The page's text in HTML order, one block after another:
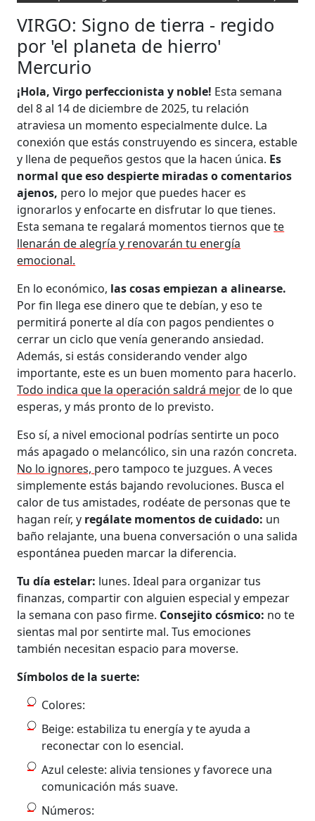
VIRGO: Signo de tierra - regido
por 'el planeta de hierro'
Mercurio
¡Hola, Virgo perfeccionista y noble! Esta semana
del 8 al 14 de diciembre de 2025, tu relación
atraviesa un momento especialmente dulce. La
conexión que estás construyendo es sincera, estable
y llena de pequeños gestos que la hacen única. Es
normal que eso despierte miradas o comentarios
ajenos, pero lo mejor que puedes hacer es
ignorarlos y enfocarte en disfrutar lo que tienes.
Esta semana te regalará momentos tiernos quete
llenarán de alegría y renovarán tu energía
emocional.
En lo económico, las cosas empiezan a alinearse.
Por fin llega ese dinero que te debían, y eso te
permitirá ponerte al día con pagos pendientes o
cerrar un ciclo que venía generando ansiedad.
Además, si estás considerando vender algo
importante, este es un buen momento para hacerlo.
Todo indica que la operación saldrá mejorde lo que
esperas, y más pronto de lo previsto.
Eso sí, a nivel emocional podrías sentirte un poco
más apagado o melancólico, sin una razón concreta.
No lo ignores, pero tampoco te juzgues. A veces
simplemente estás bajando revoluciones. Busca el
calor de tus amistades, rodéate de personas que te
hagan reír, y regálate momentos de cuidado: un
baño relajante, una buena conversación o una salida
espontánea pueden marcar la diferencia.
Tu día estelar: lunes. Ideal para organizar tus
finanzas, compartir con alguien especial y empezar
la semana con paso firme. Consejito cósmico: no te
sientas mal por sentirte mal. Tus emociones
también necesitan espacio para moverse.
Símbolos de la suerte:
Colores:
Beige: estabiliza tu energía y te ayuda a
reconectar con lo esencial.
Azul celeste: alivia tensiones y favorece una
comunicación más suave.
Números: